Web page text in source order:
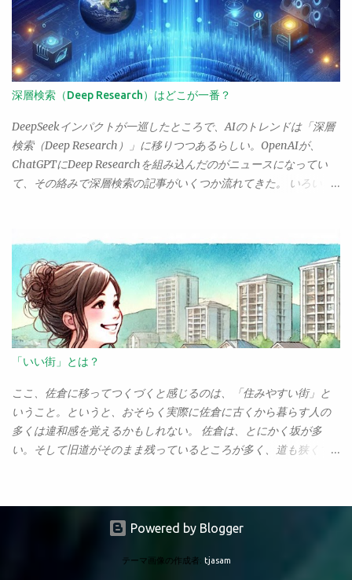
して寛解することもできず、一生付き合わなくてはいけない病気
で、個人的にこっちのほうがよほど怖い（年取って病院まで歩け
なくなくなって喘息の治療薬が買えなくなったりしたら、想像す
るだに恐ろしい「チアノーゼで窒息死」という事態になるわけ
で、なおせる癌よりよほど怖い）。 が、未だに「癌＝死病」と思
っている人がわんさかいるようで、それが困る。こっちはちょっ
と癌になっただけなのに、大仰に心配されると、「いえ、それほ
どでも」ともいえず、なんとも居心地の悪い気分になる。 お医者
さんの方もそういう点では同じようで、患者に癌告知をすると
き、未だにえらく慎重になってしまう、ということも聞いた。
メントを書いたりしたのだけど、うーん。正直、なにかもやもや
する。彼女の捉える「入門書」と「AIで学ぶ」ことと、自身のそ
れとの間に乖離があるのだ。 彼女がやっているのは「AIによるト
ライアル＆エラー」だ。プロンプトを送り、コードを書いてもら
う。それを動かす。わからないところを聞いて教えてもらう。疑
問に思ったり思いついた部分を変更してもらう。そうやってやり
取りしながらコーディングについて学習していくわけだね。 これ
に比べると、入門書を読んで学ぶやり方は全然ダメだ。まずトラ
イアル＆エラーができない。そして文法だの構文だのの話ばかり
でつまらない。ひたすらコードを写経するだけでなにをやってる
ね。AIはコードをさらっと作ってくれるけど、たいていは「それ
をコピペして、動いた！と思って終わり」なんだよね。それの繰
り返しで、そのうち飽きてしまう。そして、たくさんのコードを
コピペしただけなので何もできるようにならない。 なぜ、大塚さ
んは成功したのか。それはAIよりも「学習環境」が大きいように
思える。定期的にコードを提出し、教授に見てもらいフィードバ
ックを受ける、この部分が非常に重要だったように思えるのだ。
そこで彼女は非常に重要なことを学んでいる。「この部分はどう
やって動いている？」「これはなぜこうしている？」「ここの働
きはどういうものか？」といったことをフィードバックで受け
る。もちろん、ただコードをコピペしただけではわからない。わ
からないからAIに聞いて教えてもらう。そして「なるほど、そう
深層検索（Deep Research）はどこが一番？
DeepSeekインパクトが一巡したところで、AIのトレンドは「深層
検索（Deep Research）」に移りつつあるらしい。OpenAIが、
ChatGPTにDeep Researchを組み込んだのがニュースになってい
て、その絡みで深層検索の記事がいくつか流れてきた。 いろいろ
しか使えない機能なんて試せないんだけど、でもOpenAIが実装す
る以前に、けっこうあちこちで深層検索って実装されていたよ
ね？ だったら、それらで充分なんじゃない？ とりあえず、主な
AIサービスの深層検索がどのぐらいなものか、調べてみようと思
ったのだけど。まぁ、自分でもこれまでけっこう深層検索は使っ
ていたので、個人的な所感で語ってもいいんだけど、せっかくだ
からAIの深層検索で調べてもらおう（笑）。 というわけで、
Perplexityのディープリサーチで、以下のようにプロンプトを送っ
てみた。 Genspark, Perplexity, Felo, ChatGPT, Geminiの深層検索
（ディープリサーチ）機能について、それぞれの特徴をまとめ、
その性能を比較した結果をまとめて下さい。 この結果が下のレポ
ート。これはすごい。こいつにかかった時間はせいぜい数分。こ
ChatGPT、Geminiの性能分析 近年、AIを活用した深層検索（ディ
ープサーチ）機能が各社から続々と登場している。本報告では、
のディープサーチ機能を比較分析し、その特徴と性能評価を行
「いい街」とは？
ここ、佐倉に移ってつくづくと感じるのは、「住みやすい街」と
いうこと。というと、おそらく実際に佐倉に古くから暮らす人の
多くは違和感を覚えるかもしれない。 佐倉は、とにかく坂が多
い。そして旧道がそのまま残っているところが多く、道も狭くて
と、格段に住みやすいのも確かなのだ。「住みやすい街」という
と、誰もが思い浮かべるのは、佐倉のすぐ上にある「印西市」だ
なんと４年連続第１位を獲得している、日本一住みやすい街だ。
Powered by Blogger
テーマ画像の作成者: tjasam